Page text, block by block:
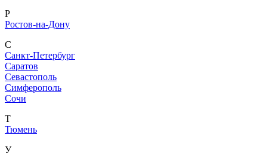
Р
Ростов-на-Дону
С
Санкт-Петербург
Саратов
Севастополь
Симферополь
Сочи
Т
Тюмень
У